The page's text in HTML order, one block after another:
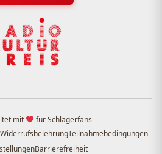
mit
für Schlagerfans
WiderrufsbelehrungTeilnahmebedingungen
Barrierefreiheit